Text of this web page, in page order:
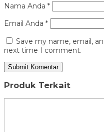
Nama Anda *
Email Anda *
Save my name, email,
next time I comment.
Produk Terkait